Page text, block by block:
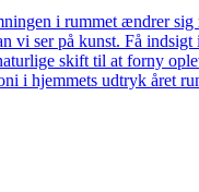
i rummet ændrer sig
vi ser på kunst. Få indsigt
skift til at forny
i hjemmets udtryk året